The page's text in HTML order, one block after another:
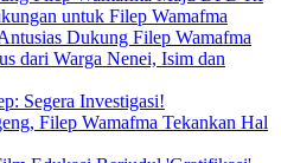
untuk Filep Wamafma
Dukung Filep Wamafma
dari Warga Nenei, Isim dan
Segera Investigasi!
Filep Wamafma Tekankan Hal